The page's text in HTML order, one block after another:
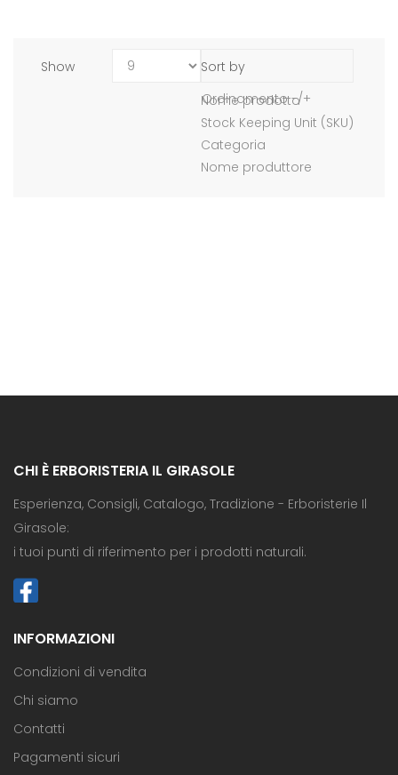
Show
Sort by
Ordinamento -/+
Nome prodotto
Stock Keeping Unit (SKU)
Categoria
Nome produttore
CHI È ERBORISTERIA IL GIRASOLE
Esperienza, Consigli, Catalogo, Tradizione - Erboristerie Il
Girasole:
i tuoi punti di riferimento per i prodotti naturali.
INFORMAZIONI
Condizioni di vendita
Chi siamo
Contatti
Pagamenti sicuri